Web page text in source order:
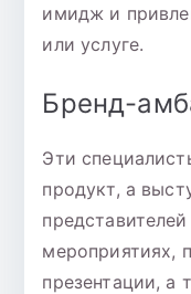
имидж и
или услуге.
Бренд-
Эти
продукт, а
мероприятиях,
презентации, а